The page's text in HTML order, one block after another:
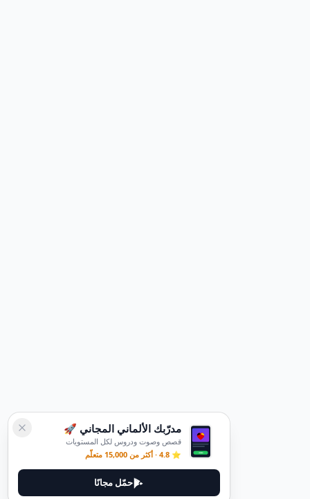
مدرّبك الألماني المجاني 🚀
قصص وصوت ودروس لكل المستويات
⭐ 4.8 · أكثر من 15,000 متعلّم
حمّل مجانًا